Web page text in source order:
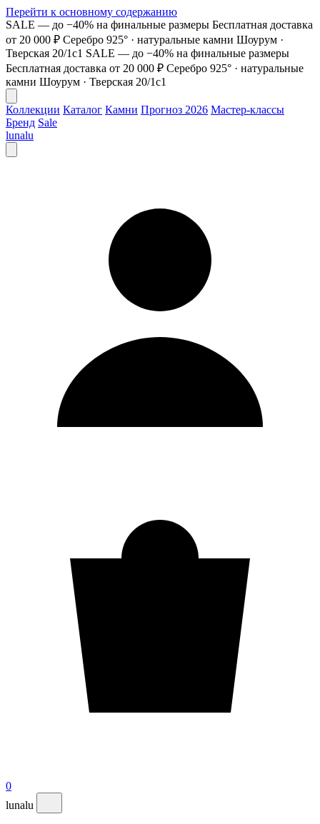
Перейти к основному содержанию
SALE — до −40% на финальные размеры Бесплатная доставка
от 20 000 ₽ Серебро 925° · натуральные камни Шоурум ·
Тверская 20/1с1 SALE — до −40% на финальные размеры
Бесплатная доставка от 20 000 ₽ Серебро 925° · натуральные
камни Шоурум · Тверская 20/1с1
Коллекции Каталог Камни Прогноз 2026 Мастер-классы
Бренд Sale
lunalu
0
lunalu